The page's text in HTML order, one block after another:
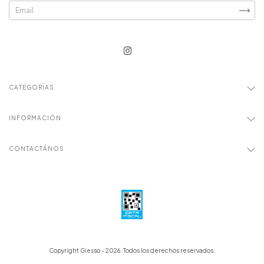
CATEGORÍAS
INFORMACIÓN
CONTACTÁNOS
Copyright Giesso - 2026. Todos los derechos reservados.